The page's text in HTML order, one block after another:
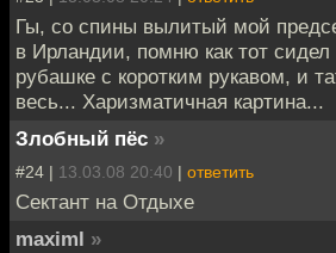
Гы, со спины вылитый мой
в Ирландии, помню как тот
рубашке с коротким рукавом, и
весь... Харизматичная картина...
Злобный пёс »
#24 | 13.03.08 20:40 | ответить
Сектант на Отдыхе
maximl »